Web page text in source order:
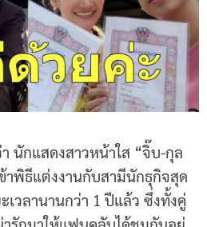
นักแสดงสาวหน้าใส “จิ๊บ-กุล
าพิธีแต่งงานกับสามีนักธุกิจสุด
วลานานกว่า 1 ปีแล้ว ซึ่งทั้งคู่